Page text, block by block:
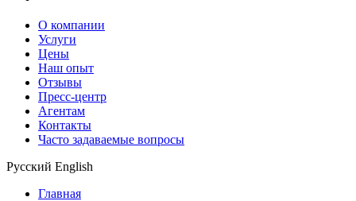
О компании
Услуги
Цены
Наш опыт
Отзывы
Пресс-центр
Агентам
Контакты
Часто задаваемые вопросы
Русский English
Главная